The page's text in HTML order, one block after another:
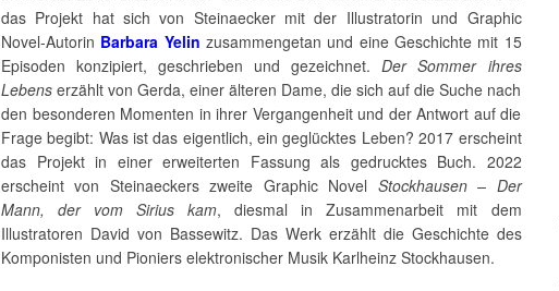
das Projekt hat sich von Steinaecker mit der Illustratorin und Graphic
Novel-Autorin Barbara Yelin zusammengetan und eine Geschichte mit 15
Episoden konzipiert, geschrieben und gezeichnet.Der Sommer ihres
Lebens erzählt von Gerda, einer älteren Dame, die sich auf die Suche nach
den besonderen Momenten in ihrer Vergangenheit und der Antwort auf die
Frage begibt: Was ist das eigentlich, ein geglücktes Leben? 2017 erscheint
das Projekt in einer erweiterten Fassung als gedrucktes Buch. 2022
erscheint von Steinaeckers zweite Graphic Novel Stockhausen – Der
Mann, der vom Sirius kam, diesmal in Zusammenarbeit mit dem
Illustratoren David von Bassewitz. Das Werk erzählt die Geschichte des
Komponisten und Pioniers elektronischer Musik Karlheinz Stockhausen.